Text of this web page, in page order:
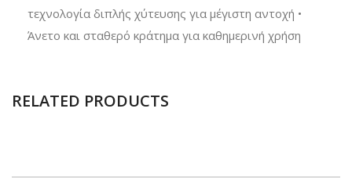
τεχνολογία διπλής χύτευσης για μέγιστη αντοχή •
Άνετο και σταθερό κράτημα για καθημερινή χρήση
RELATED PRODUCTS